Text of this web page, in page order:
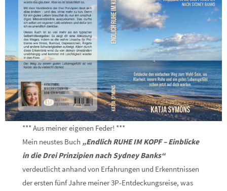
*** Aus meiner eigenen Feder! ***
Mein neustes Buch „Endlich RUHE IM KOPF – Einblicke
in die Drei Prinzipien nach Sydney Banks“
verdeutlicht anhand von Erfahrungen und Erkenntnissen
der ersten fünf Jahre meiner 3P-Entdeckungsreise, was